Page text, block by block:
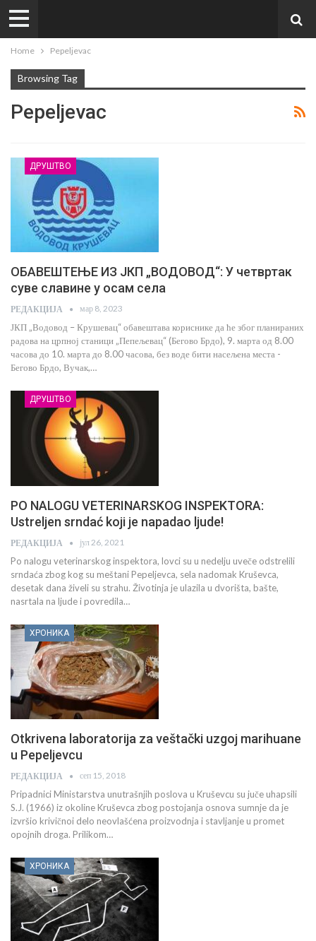
Home Pepeljevac
Browsing Tag
Pepeljevac
ДРУШТВО
ОБАВЕШТЕЊЕ ИЗ ЈКП „ВОДОВОД“: У четвртак
суве славине у осам села
РЕДАКЦИЈА мар 8, 2023
ЈКП „Водовод – Крушевац“ обавештава кориснике да ће због планираних
радова на црпној станици „Пепељевац“ (Бегово Брдо), 9. марта од 8.00
часова до 10. марта до 8.00 часова, без воде бити насељена места -
Бегово Брдо, Вучак,…
ДРУШТВО
PO NALOGU VETERINARSKOG INSPEKTORA:
Ustreljen srndać koji je napadao ljude!
РЕДАКЦИЈА јул 26, 2021
Po nalogu veterinarskog inspektora, lovci su u nedelju uveče odstrelili
srndaća zbog kog su meštani Pepeljevca, sela nadomak Kruševca,
desetak dana živeli su strahu. Životinja je ulazila u dvorišta, bašte,
nasrtala na ljude i povredila…
ХРОНИКА
Otkrivena laboratorija za veštački uzgoj marihuane
u Pepeljevcu
РЕДАКЦИЈА сеп 15, 2018
Pripadnici Ministarstva unutrašnjih poslova u Kruševcu su juče uhapsili
S.J. (1966) iz okoline Kruševca zbog postojanja osnova sumnje da je
izvršio krivičnoi delo neovlašćena proizvodnja i stavljanje u promet
opojnih droga. Prilikom…
ХРОНИКА